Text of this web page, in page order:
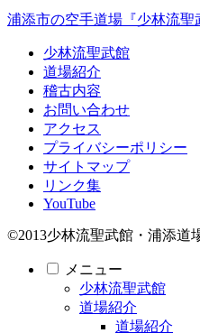
浦添市の空手道場『少林流聖
少林流聖武館
道場紹介
稽古内容
お問い合わせ
アクセス
プライバシーポリシー
サイトマップ
リンク集
YouTube
©2013少林流聖武館・浦添道
メニュー
少林流聖武館
道場紹介
道場紹介